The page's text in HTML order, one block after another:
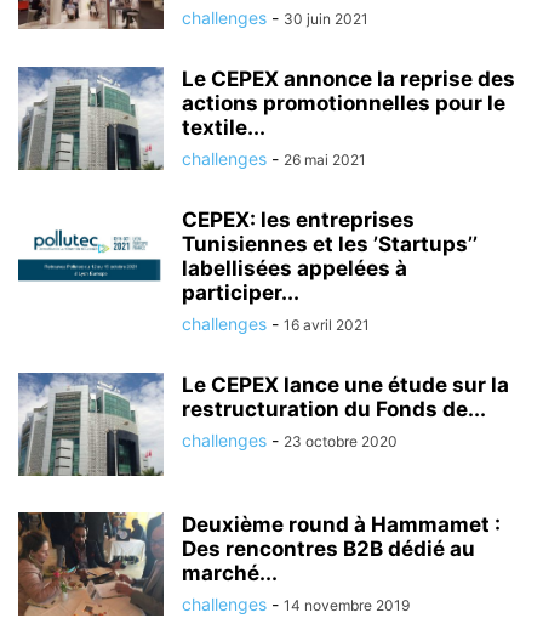
challenges - 30 juin 2021
Le CEPEX annonce la reprise des
actions promotionnelles pour le
textile...
challenges - 26 mai 2021
CEPEX: les entreprises
Tunisiennes et les ’Startups’’
labellisées appelées à
participer...
challenges - 16 avril 2021
Le CEPEX lance une étude sur la
restructuration du Fonds de...
challenges - 23 octobre 2020
Deuxième round à Hammamet :
Des rencontres B2B dédié au
marché...
challenges - 14 novembre 2019